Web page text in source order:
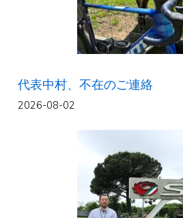
代表中村、不在のご連絡
2026-08-02